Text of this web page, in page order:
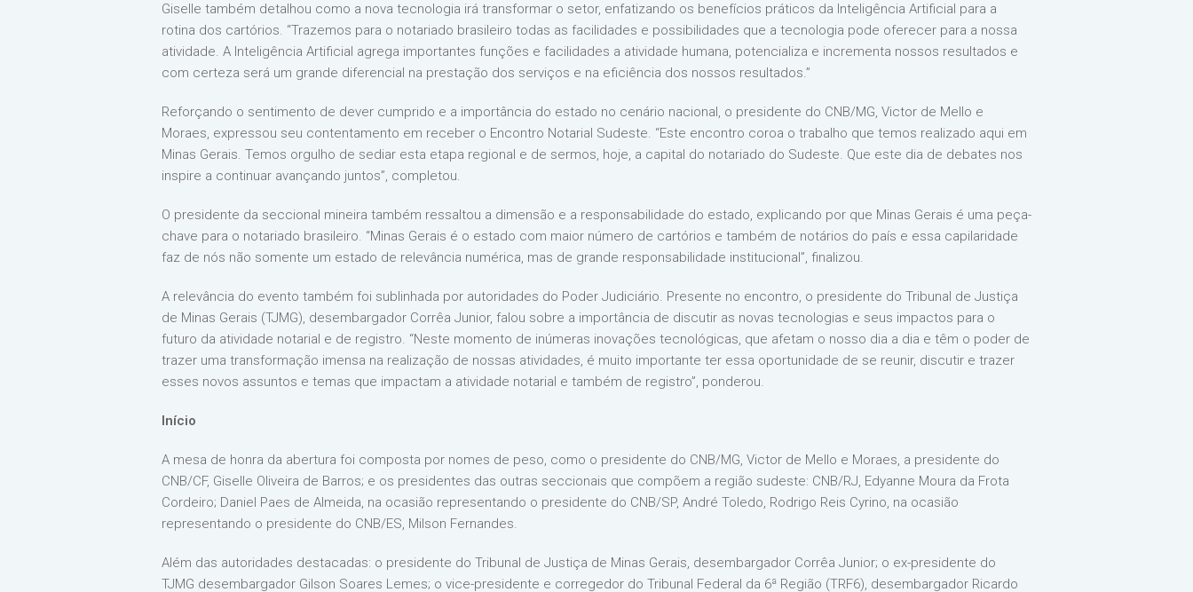
Giselle também detalhou como a nova tecnologia irá transformar o setor, enfatizando os benefícios práticos da Inteligência Artificial para a
rotina dos cartórios. “Trazemos para o notariado brasileiro todas as facilidades e possibilidades que a tecnologia pode oferecer para a nossa
atividade. A Inteligência Artificial agrega importantes funções e facilidades a atividade humana, potencializa e incrementa nossos resultados e
com certeza será um grande diferencial na prestação dos serviços e na eficiência dos nossos resultados.”
Reforçando o sentimento de dever cumprido e a importância do estado no cenário nacional, o presidente do CNB/MG, Victor de Mello e
Moraes, expressou seu contentamento em receber o Encontro Notarial Sudeste. “Este encontro coroa o trabalho que temos realizado aqui em
Minas Gerais. Temos orgulho de sediar esta etapa regional e de sermos, hoje, a capital do notariado do Sudeste. Que este dia de debates nos
inspire a continuar avançando juntos”, completou.
O presidente da seccional mineira também ressaltou a dimensão e a responsabilidade do estado, explicando por que Minas Gerais é uma peça-
chave para o notariado brasileiro. “Minas Gerais é o estado com maior número de cartórios e também de notários do país e essa capilaridade
faz de nós não somente um estado de relevância numérica, mas de grande responsabilidade institucional”, finalizou.
A relevância do evento também foi sublinhada por autoridades do Poder Judiciário. Presente no encontro, o presidente do Tribunal de Justiça
de Minas Gerais (TJMG), desembargador Corrêa Junior, falou sobre a importância de discutir as novas tecnologias e seus impactos para o
futuro da atividade notarial e de registro. “Neste momento de inúmeras inovações tecnológicas, que afetam o nosso dia a dia e têm o poder de
trazer uma transformação imensa na realização de nossas atividades, é muito importante ter essa oportunidade de se reunir, discutir e trazer
esses novos assuntos e temas que impactam a atividade notarial e também de registro”, ponderou.
Início
A mesa de honra da abertura foi composta por nomes de peso, como o presidente do CNB/MG, Victor de Mello e Moraes, a presidente do
CNB/CF, Giselle Oliveira de Barros; e os presidentes das outras seccionais que compõem a região sudeste: CNB/RJ, Edyanne Moura da Frota
Cordeiro; Daniel Paes de Almeida, na ocasião representando o presidente do CNB/SP, André Toledo, Rodrigo Reis Cyrino, na ocasião
representando o presidente do CNB/ES, Milson Fernandes.
Além das autoridades destacadas: o presidente do Tribunal de Justiça de Minas Gerais, desembargador Corrêa Junior; o ex-presidente do
TJMG desembargador Gilson Soares Lemes; o vice-presidente e corregedor do Tribunal Federal da 6ª Região (TRF6), desembargador Ricardo